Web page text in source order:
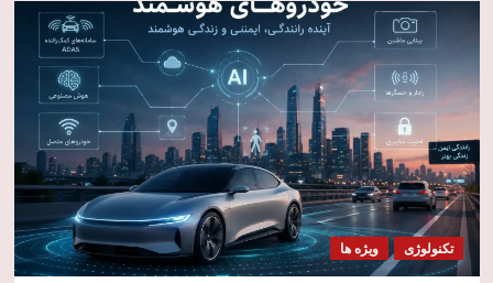
تکنولوژی ویژه ها